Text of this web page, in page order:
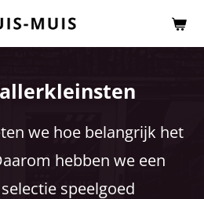
we hoe belangrijk het
hebben we een
speelgoed